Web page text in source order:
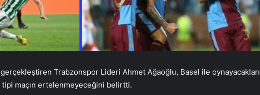
Trabzonspor Lideri Ahmet Ağaoğlu, Basel ile oynayacakları
maçın ertelenmeyeceğini belirtti.